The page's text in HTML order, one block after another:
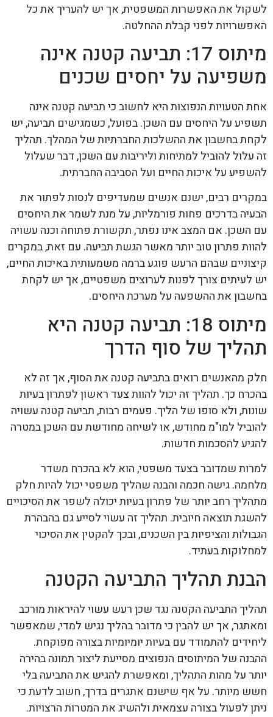
לשקול את האפשרות המשפטית, אך יש להעריך את כל
האפשרויות לפני קבלת ההחלטה.
מיתוס 17: תביעה קטנה אינה
משפיעה על יחסים שכנים
אחת הטעויות הנפוצות היא לחשוב כי תביעה קטנה אינה
תשפיע על היחסים עם השכן. בפועל, כשמגישים תביעה, יש
לקחת בחשבון את ההשלכות החברתיות של המהלך. תהליך
זה עלול להוביל למתיחות וליריבות עם השכן, דבר שעלול
להשפיע על איכות החיים ועל הסביבה החברתית.
במקרים רבים, ישנם אנשים שמעדיפים לנסות לפתור את
הבעיה בדרכים פחות פורמליות, על מנת לשמר את היחסים
עם השכן. אם המצב אינו נפתר, תקשורת פתוחה וכנה עשויה
להוות פתרון טוב יותר מאשר הגשת תביעה. עם זאת, במקרים
קיצוניים שבהם הרעש פוגע ברמה משמעותית באיכות החיים,
יש לעיתים צורך לפנות לערוצים משפטיים, אך יש לקחת
בחשבון את ההשפעה על מערכת היחסים.
מיתוס 18: תביעה קטנה היא
תהליך של סוף הדרך
חלק מהאנשים רואים בתביעה קטנה את הסוף, אך זה לא
בהכרח כך. תהליך זה יכול להוות צעד ראשון לפתרון בעיות
שונות, ולא סופו של הליך. פעמים רבות, תביעה קטנה עשויה
להוביל למו"מ מחודש, או לשיחה מחודשת עם השכן במטרה
להגיע להסכמות חדשות.
למרות שמדובר בצעד משפטי, הוא לא בהכרח משדר
מלחמה. גישה חכמה והבנה שהליך משפטי יכול להיות חלק
מתהליך רחב יותר של פתרון בעיות יכולה לשפר את הסיכויים
להשגת תוצאה חיובית. תהליך זה עשוי לסייע גם בהבהרת
הגבולות והציפיות בין השכנים, ובכך להקטין את הסיכוי
למחלוקות בעתיד.
הבנת תהליך התביעה הקטנה
תהליך התביעה הקטנה נגד שכן רעש עשוי להיראות מורכב
ומאתגר, אך יש להבין כי מדובר בהליך נגיש למדי, שמאפשר
ליחידים להתמודד עם בעיות יומיומיות בצורה מפוקחת.
ההבנה של המיתוסים הנפוצים מסייעת ליצור תמונה בהירה
יותר על מהות התהליך, ומאפשרת להגיש את התביעה בלי
חשש מיותר. על אף שישנם אתגרים בדרך, חשוב לדעת כי
ניתן לפעול בצורה עצמאית ולהשיג את המטרות הרצויות.